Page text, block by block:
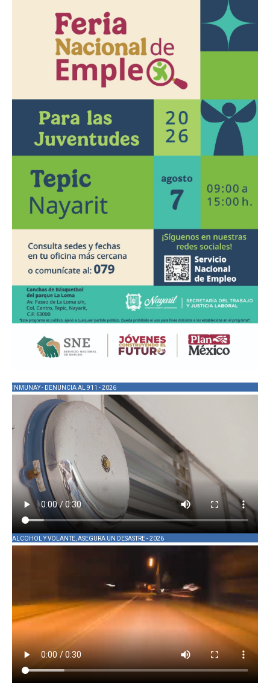
INMUNAY - DENUNCIA AL 911 - 2026
ALCOHOL Y VOLANTE, ASEGURA UN DESASTRE - 2026